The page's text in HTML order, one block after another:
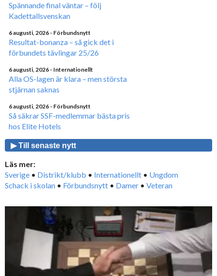
Spännande final väntar – följ
Kadettallsvenskan
6 augusti, 2026 - Förbundsnytt
Resultat-bonanza – så gick det i
förbundets tävlingar 25/26
6 augusti, 2026 - Internationellt
Alla OS-lagen är klara – men största
stjärnan saknas
6 augusti, 2026 - Förbundsnytt
Så säkrar SSF-medlemmar bästa pris
hos Elite Hotels
▶ Till senaste nytt
Läs mer:
Sverige • Distrikt/klubb • Internationellt • Ungdom
Schack i skolan • Förbundsnytt • Damer • Veteran